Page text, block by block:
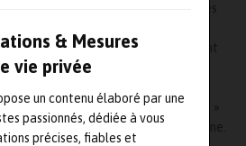
& Mesures
vie privée
un contenu élaboré par une
passionnés, dédiée à vous
précises, fiables et
dans la plupart de nos lignes
exceptionnels, ce qui augure
Cela dit, nous n’avons aucunement
sur nos lauriers. Au contraire, nous
une invitation à redoubler
objectif 2011 de 34 M$ en ventes, »
de Creaform, Martin Lamontagne.